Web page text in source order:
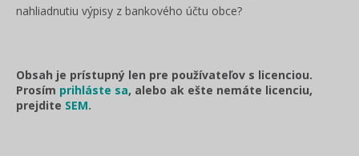
nahliadnutiu výpisy z bankového účtu obce?
Obsah je prístupný len pre používateľov s licenciou.
Prosím prihláste sa, alebo ak ešte nemáte licenciu,
prejdite SEM.